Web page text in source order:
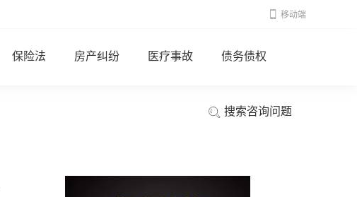
移动端
保险法 房产纠纷 医疗事故 债务债权
搜索咨询问题